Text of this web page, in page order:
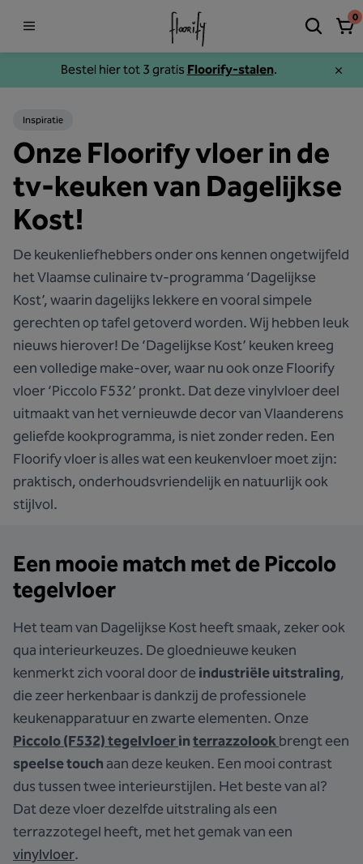
Bestel hier tot 3 gratis Floorify-stalen.
0
Inspiratie
Onze Floorify vloer in de
tv-keuken van Dagelijkse
Kost!
De keukenliefhebbers onder ons kennen ongetwijfeld
het Vlaamse culinaire tv-programma ‘Dagelijkse
Kost’, waarin dagelijks lekkere en vooral simpele
gerechten op tafel getoverd worden. Wij hebben leuk
nieuws hierover! De ‘Dagelijkse Kost’ keuken kreeg
een volledige make-over, waar nu ook onze Floorify
vloer ‘Piccolo F532’ pronkt. Dat deze vinylvloer deel
uitmaakt van het vernieuwde decor van Vlaanderens
geliefde kookprogramma, is niet zonder reden. Een
Floorify vloer is alles wat een keukenvloer moet zijn:
praktisch, onderhoudsvriendelijk en natuurlijk ook
stijlvol.
Een mooie match met de Piccolo
tegelvloer
Het team van Dagelijkse Kost heeft smaak, zeker ook
qua interieurkeuzes. De gloednieuwe keuken
kenmerkt zich vooral door de industriële uitstraling,
die zeer herkenbaar is dankzij de professionele
keukenapparatuur en zwarte elementen. Onze
Piccolo (F532) tegelvloerinterrazzolookbrengt een
speelse touchaan deze keuken. Een mooi contrast
dus tussen twee interieurstijlen. Het beste van al?
Dat deze vloer dezelfde uitstraling als een
terrazzotegel heeft, met het gemak van een
vinylvloer.